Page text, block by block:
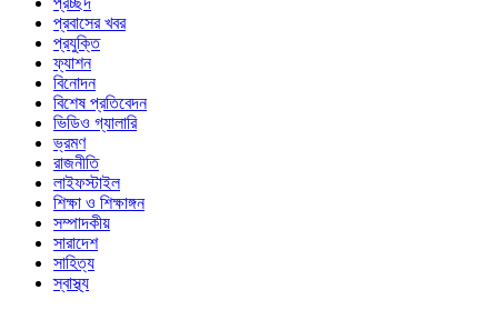
প্রবাসের খবর
প্রযুক্তি
ফ্যাশন
বিনোদন
বিশেষ প্রতিবেদন
ভিডিও গ্যালারি
ভ্রমণ
রাজনীতি
লাইফস্টাইল
শিক্ষা ও শিক্ষাঙ্গন
সম্পাদকীয়
সারাদেশ
সাহিত্য
স্বাস্থ্য